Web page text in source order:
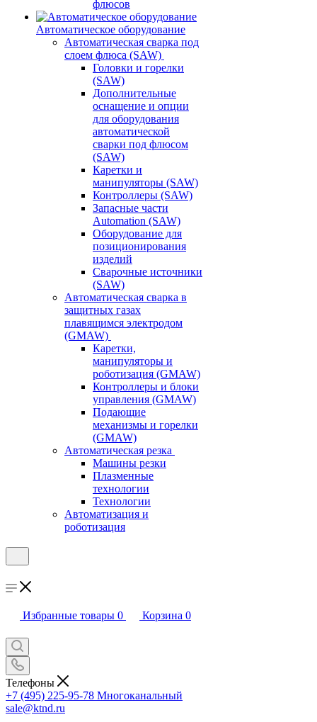
флюсов
Автоматическое оборудование
Автоматическая сварка под
слоем флюса (SAW)
Головки и горелки
(SAW)
Дополнительные
оснащение и опции
для оборудования
автоматической
сварки под флюсом
(SAW)
Каретки и
манипуляторы (SAW)
Контроллеры (SAW)
Запасные части
Automation (SAW)
Оборудование для
позиционирования
изделий
Сварочные источники
(SAW)
Автоматическая сварка в
защитных газах
плавящимся электродом
(GMAW)
Каретки,
манипуляторы и
роботизация (GMAW)
Контроллеры и блоки
управления (GMAW)
Подающие
механизмы и горелки
(GMAW)
Автоматическая резка
Машины резки
Плазменные
технологии
Технологии
Автоматизация и
роботизация
Избранные товары 0 Корзина 0
Телефоны
+7 (495) 225-95-78 Многоканальный
sale@ktnd.ru